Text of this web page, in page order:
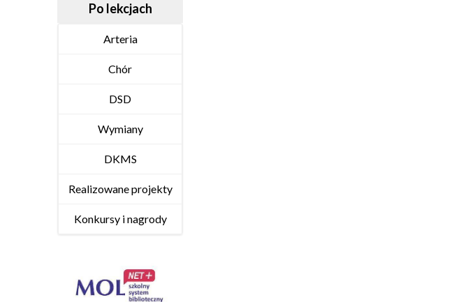
Po lekcjach
Arteria
Chór
DSD
Wymiany
DKMS
Realizowane projekty
Konkursy i nagrody